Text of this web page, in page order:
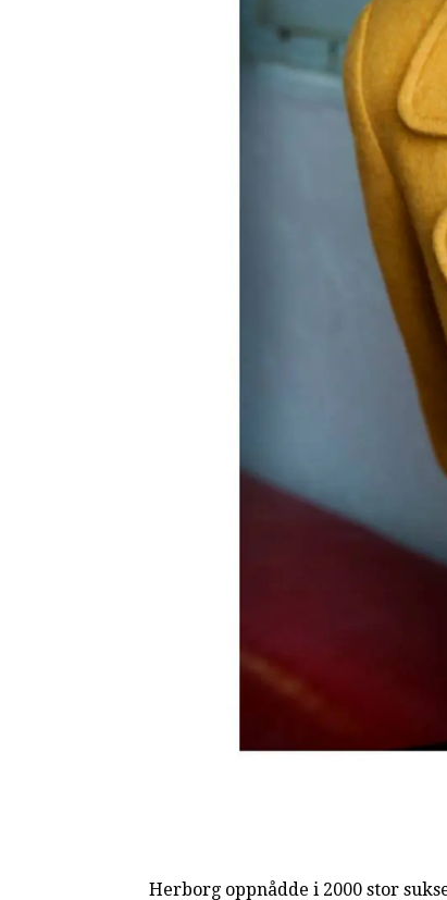
Herborg oppnådde i 2000 stor